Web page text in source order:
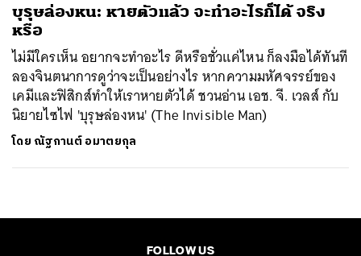
บุรุษล่องหน: หายตัวแล้ว จะทำอะไรก็ได้ จริง
หรือ
ไม่มีใครเห็น อยากจะทำอะไร ดีหรือชั่วแค่ไหน ก็ลงมือได้ทันที
ลองจินตนาการดูว่าจะเป็นอย่างไร หากความมหัศจรรย์ของ
เคมีและฟิสิกส์ทำให้เราหายตัวได้ ชวนอ่าน เอช. จี. เวลส์ กับ
นิยายไซไฟ 'บุรุษล่องหน' (The Invisible Man)
โดย ณัฐกานต์ อมาตยกุล
FOLLOW US